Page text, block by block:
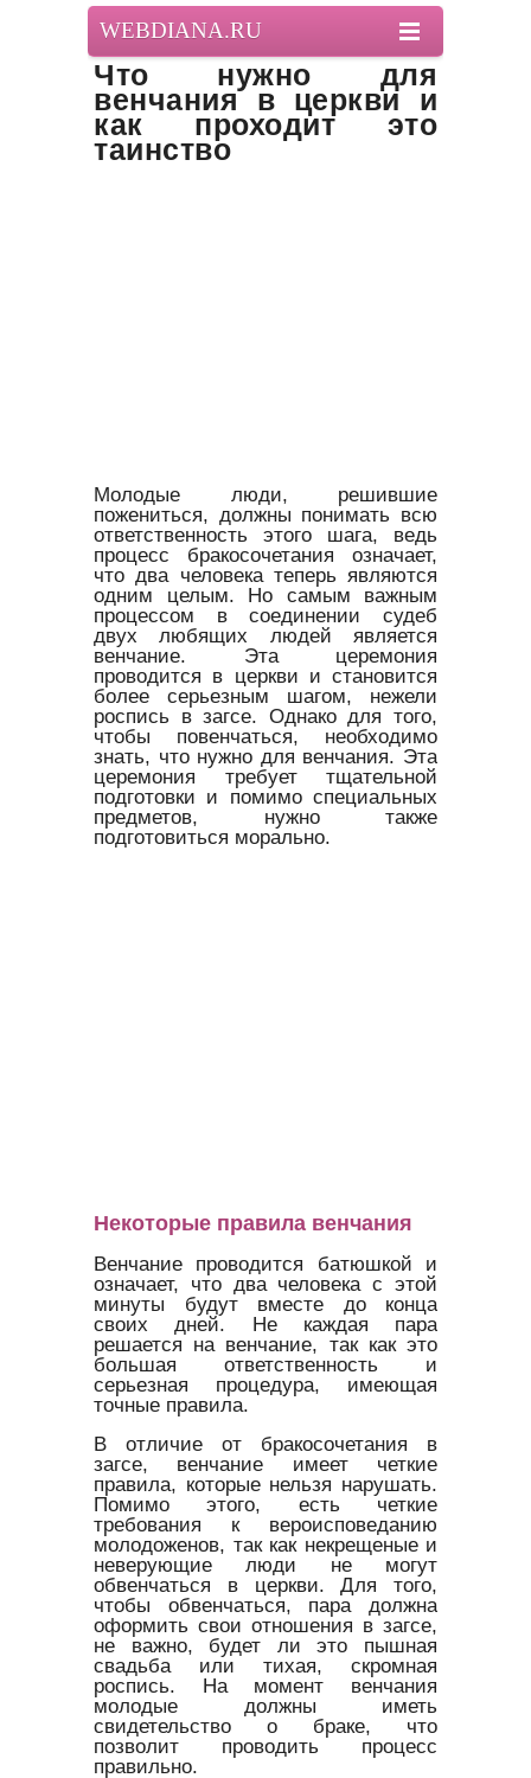
WEBDIANA.RU
Что нужно для
венчания в церкви и
как проходит это
таинство
Молодые люди, решившие
пожениться, должны понимать всю
ответственность этого шага, ведь
процесс бракосочетания означает,
что два человека теперь являются
одним целым. Но самым важным
процессом в соединении судеб
двух любящих людей является
венчание. Эта церемония
проводится в церкви и становится
более серьезным шагом, нежели
роспись в загсе. Однако для того,
чтобы повенчаться, необходимо
знать, что нужно для венчания. Эта
церемония требует тщательной
подготовки и помимо специальных
предметов, нужно также
подготовиться морально.
Некоторые правила венчания
Венчание проводится батюшкой и
означает, что два человека с этой
минуты будут вместе до конца
своих дней. Не каждая пара
решается на венчание, так как это
большая ответственность и
серьезная процедура, имеющая
точные правила.
В отличие от бракосочетания в
загсе, венчание имеет четкие
правила, которые нельзя нарушать.
Помимо этого, есть четкие
требования к вероисповеданию
молодоженов, так как некрещеные и
неверующие люди не могут
обвенчаться в церкви. Для того,
чтобы обвенчаться, пара должна
оформить свои отношения в загсе,
не важно, будет ли это пышная
свадьба или тихая, скромная
роспись. На момент венчания
молодые должны иметь
свидетельство о браке, что
позволит проводить процесс
правильно.